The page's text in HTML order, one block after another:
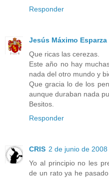
Responder
Jesús Máximo Esparza
Que ricas las cerezas.
Este año no hay
nada del otro mundo y
Que gracia lo de los
aunque duraban nada
Besitos.
Responder
CRIS 2 de junio de
Yo al principio no les
de un rato ya he